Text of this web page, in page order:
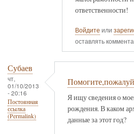
ответственности!
Войдите или
оставлять
Субаев
чт,
01/10/2013
- 20:16
Постоянная
ссылка
(Permalink)
Я ищу сведения о
рождения. В каком
данные за этот год?